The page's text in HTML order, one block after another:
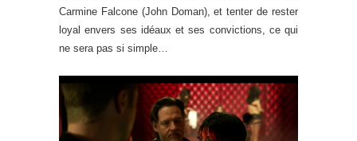
Carmine Falcone (John Doman), et tenter de rester
loyal envers ses idéaux et ses convictions, ce qui
ne sera pas si simple…